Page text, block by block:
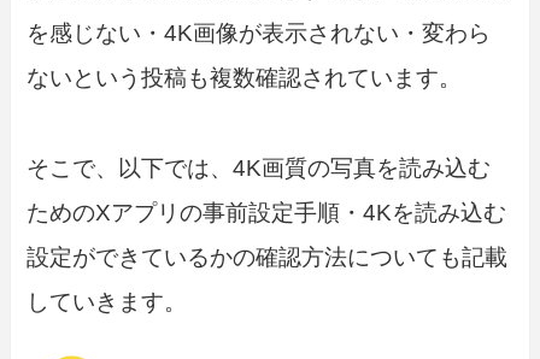
を感じない・4K画像が表示されない・変わら
ないという投稿も複数確認されています。
そこで、以下では、4K画質の写真を読み込む
ためのXアプリの事前設定手順・4Kを読み込む
設定ができているかの確認方法についても記載
していきます。